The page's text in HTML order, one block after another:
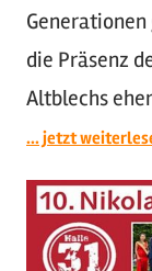
die Präsenz
Altblechs
... jetzt